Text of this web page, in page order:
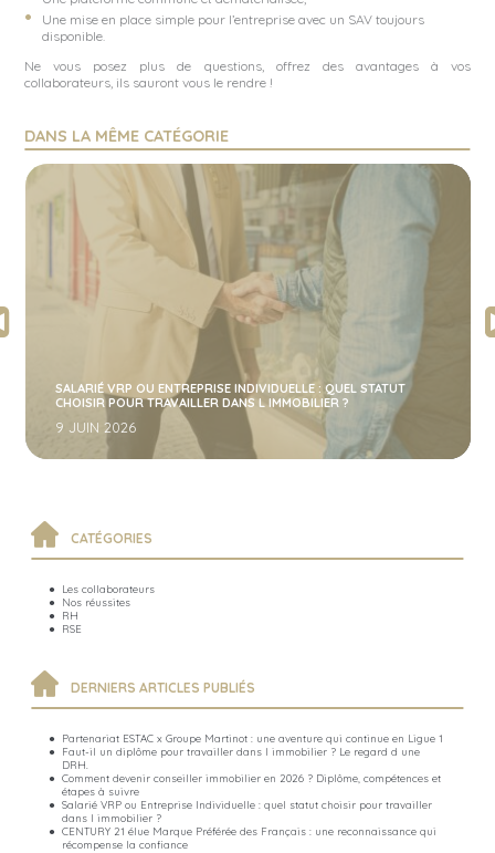
Une mise en place simple pour l’entreprise avec un SAV toujours
disponible.
Ne vous posez plus de questions, offrez des avantages à vos
collaborateurs, ils sauront vous le rendre !
DANS LA MÊME CATÉGORIE
SALARIÉ VRP OU ENTREPRISE INDIVIDUELLE : QUEL STATUT
CHOISIR POUR TRAVAILLER DANS L IMMOBILIER ?
9 JUIN 2026
CATÉGORIES
Les collaborateurs
Nos réussites
RH
RSE
DERNIERS ARTICLES PUBLIÉS
Partenariat ESTAC x Groupe Martinot : une aventure qui continue en Ligue 1
Faut-il un diplôme pour travailler dans l immobilier ? Le regard d une
DRH.
Comment devenir conseiller immobilier en 2026 ? Diplôme, compétences et
étapes à suivre
Salarié VRP ou Entreprise Individuelle : quel statut choisir pour travailler
dans l immobilier ?
CENTURY 21 élue Marque Préférée des Français : une reconnaissance qui
récompense la confiance